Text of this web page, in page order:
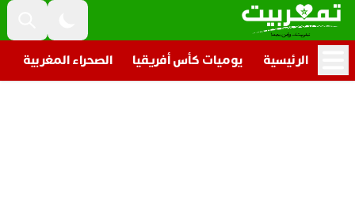
الرئيسية يوميات كأس أفريقيا الصحراء المغربية